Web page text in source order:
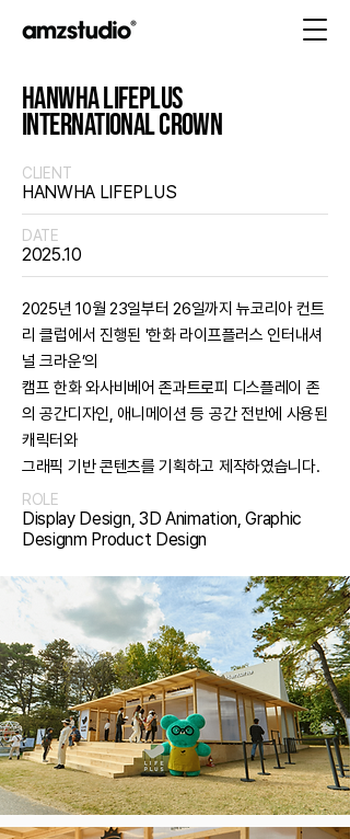
HANWHA LIFEPLUS
INTERNATIONAL CROWN
CLIENT
HANWHA LIFEPLUS
DATE
2025.10
2025년 10월 23일부터 26일까지 뉴코리아 컨트
리 클럽에서 진행된 '한화 라이프플러스 인터내셔
널 크라운’의
캠프 한화 와사비베어 존과트로피 디스플레이 존
의 공간디자인, 애니메이션 등 공간 전반에 사용된
캐릭터와
그래픽 기반 콘텐츠를 기획하고 제작하였습니다.
ROLE
Display Design, 3D Animation, Graphic
Designm Product Design